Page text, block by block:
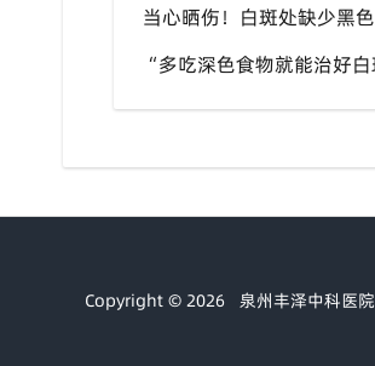
Copyright © 2026 泉州丰泽中科医院